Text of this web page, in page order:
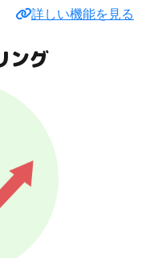
詳しい機能を見る
ング